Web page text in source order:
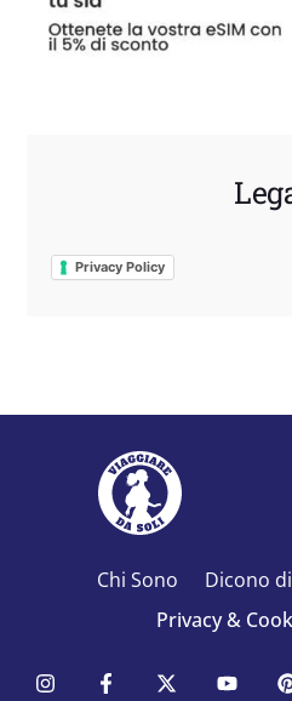
Privacy Policy
Chi Sono Dicono
Privacy &